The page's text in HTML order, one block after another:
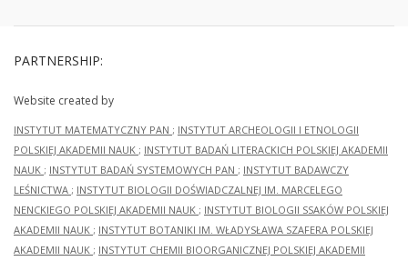
PARTNERSHIP:
Website created by
INSTYTUT MATEMATYCZNY PAN ; INSTYTUT ARCHEOLOGII I ETNOLOGII
POLSKIEJ AKADEMII NAUK ; INSTYTUT BADAŃ LITERACKICH POLSKIEJ AKADEMII
NAUK ; INSTYTUT BADAŃ SYSTEMOWYCH PAN ; INSTYTUT BADAWCZY
LEŚNICTWA ; INSTYTUT BIOLOGII DOŚWIADCZALNEJ IM. MARCELEGO
NENCKIEGO POLSKIEJ AKADEMII NAUK ; INSTYTUT BIOLOGII SSAKÓW POLSKIEJ
AKADEMII NAUK ; INSTYTUT BOTANIKI IM. WŁADYSŁAWA SZAFERA POLSKIEJ
AKADEMII NAUK ; INSTYTUT CHEMII BIOORGANICZNEJ POLSKIEJ AKADEMII